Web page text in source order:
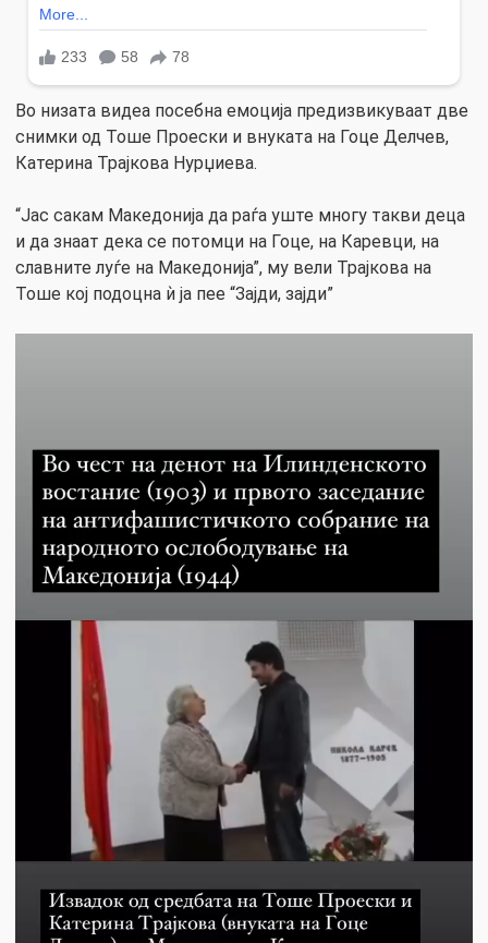
Во низата видеа посебна емоција предизвикуваат две
снимки од Тоше Проески и внуката на Гоце Делчев,
Катерина Трајкова Нурџиева.
“Јас сакам Македонија да раѓа уште многу такви деца
и да знаат дека се потомци на Гоце, на Каревци, на
славните луѓе на Македонија”, му вели Трајкова на
Тоше кој подоцна ѝ ја пее “Зајди, зајди”